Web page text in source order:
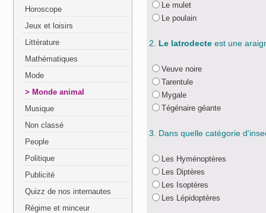
Horoscope
Jeux et loisirs
Littérature
Mathématiques
Mode
Monde animal
Musique
Non classé
People
Politique
Publicité
Quizz de nos internautes
Régime et minceur
Le mulet
Le poulain
2. Le latrodecte est une
Veuve noire
Tarentule
Mygale
Tégénaire géante
3. Dans quelle catégorie
Les Hyménoptères
Les Diptères
Les Isoptères
Les Lépidoptères